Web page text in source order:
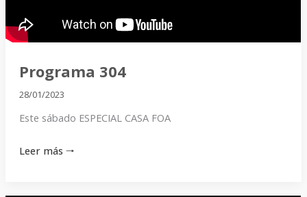
Programa 304
28/01/2023
Este sábado ESPECIAL CASA FOA
Leer más 🠒